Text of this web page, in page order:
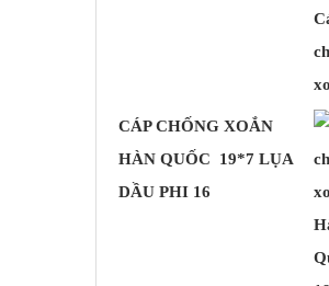
CÁP CHỐNG XOẮN
HÀN QUỐC 19*7 LỤA
DẦU PHI 16